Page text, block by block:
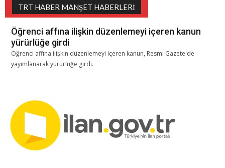
TRT HABER MANŞET HABERLERI
Öğrenci affına ilişkin düzenlemeyi içeren kanun
yürürlüğe girdi
Öğrenci affına ilişkin düzenlemeyi içeren kanun, Resmi Gazete'de
yayımlanarak yürürlüğe girdi.